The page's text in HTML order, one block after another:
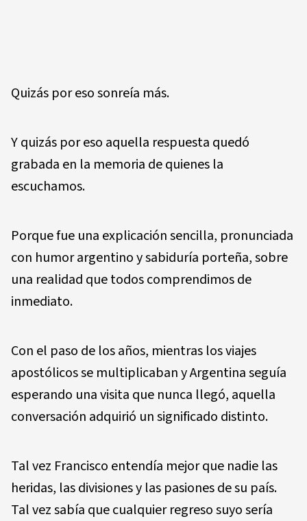
Quizás por eso sonreía más.
Y quizás por eso aquella respuesta quedó
grabada en la memoria de quienes la
escuchamos.
Porque fue una explicación sencilla, pronunciada
con humor argentino y sabiduría porteña, sobre
una realidad que todos comprendimos de
inmediato.
Con el paso de los años, mientras los viajes
apostólicos se multiplicaban y Argentina seguía
esperando una visita que nunca llegó, aquella
conversación adquirió un significado distinto.
Tal vez Francisco entendía mejor que nadie las
heridas, las divisiones y las pasiones de su país.
Tal vez sabía que cualquier regreso suyo sería